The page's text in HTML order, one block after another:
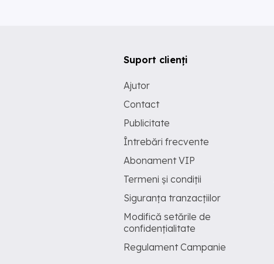
Suport clienți
Ajutor
Contact
Publicitate
Întrebări frecvente
Abonament VIP
Termeni și condiții
Siguranța tranzacțiilor
Modifică setările de
confidențialitate
Regulament Campanie